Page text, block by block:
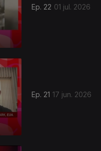
Ep. 22 01 jul. 2026
Ep. 21 17 jun. 2026